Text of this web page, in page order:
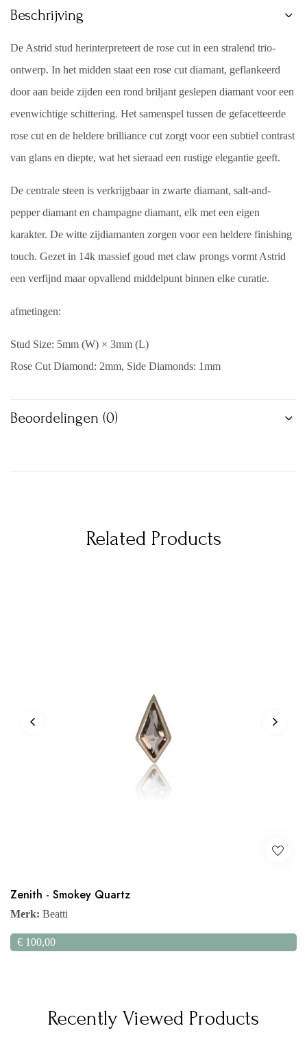
Beschrijving
De Astrid stud herinterpreteert de rose cut in een stralend trio-
ontwerp. In het midden staat een rose cut diamant, geflankeerd
door aan beide zijden een rond briljant geslepen diamant voor een
evenwichtige schittering. Het samenspel tussen de gefacetteerde
rose cut en de heldere brilliance cut zorgt voor een subtiel contrast
van glans en diepte, wat het sieraad een rustige elegantie geeft.
De centrale steen is verkrijgbaar in zwarte diamant, salt-and-
pepper diamant en champagne diamant, elk met een eigen
karakter. De witte zijdiamanten zorgen voor een heldere finishing
touch. Gezet in 14k massief goud met claw prongs vormt Astrid
een verfijnd maar opvallend middelpunt binnen elke curatie.
afmetingen:
Stud Size: 5mm (W) × 3mm (L)
Rose Cut Diamond: 2mm, Side Diamonds: 1mm
Beoordelingen (0)
Related Products
Zenith - Smokey Quartz
Merk: Beatti
€ 100,00
Recently Viewed Products